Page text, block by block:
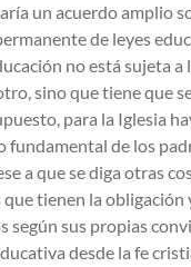
un acuerdo amplio
de leyes
no está sujeta a
sino que tiene que
para la Iglesia
fundamental de los
a que se diga otras
tienen la obligación
según sus propias
desde la fe